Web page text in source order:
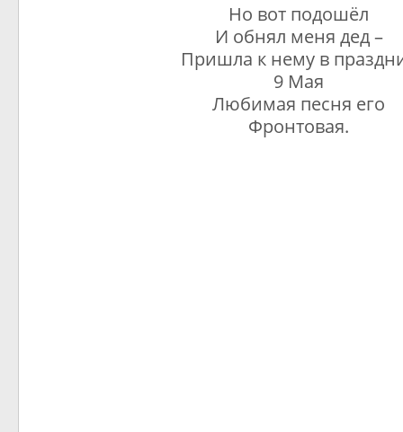
Но вот подошёл
И обнял меня дед –
Пришла к нему в
9 Мая
Любимая песня его
Фронтовая.